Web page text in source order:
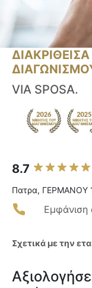
ΔΙΑΓΩΝΙΣΜΟΥ
VIA SPOSA.
8.7
Πατρα, ΓΕΡΜΑΝΟΥ
Εμφάνιση
Σχετικά με την